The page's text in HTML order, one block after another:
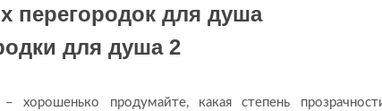
перегородок для душа
хорошенько продумайте, какая степень